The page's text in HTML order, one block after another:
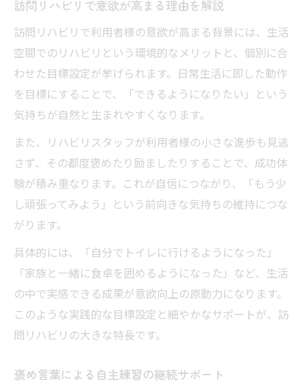
訪問リハビリで意欲が高まる理由を解説
訪問リハビリで利用者様の意欲が高まる背景には、生活
空間でのリハビリという環境的なメリットと、個別に合
わせた目標設定が挙げられます。日常生活に即した動作
を目標にすることで、「できるようになりたい」という
気持ちが自然と生まれやすくなります。
また、リハビリスタッフが利用者様の小さな進歩も見逃
さず、その都度褒めたり励ましたりすることで、成功体
験が積み重なります。これが自信につながり、「もう少
し頑張ってみよう」という前向きな気持ちの維持につな
がります。
具体的には、「自分でトイレに行けるようになった」
「家族と一緒に食卓を囲めるようになった」など、生活
の中で実感できる成果が意欲向上の原動力になります。
このような実践的な目標設定と細やかなサポートが、訪
問リハビリの大きな特長です。
褒め言葉による自主練習の継続サポート